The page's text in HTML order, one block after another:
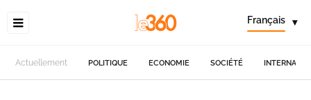
Français ▾
Actuellement POLITIQUE ECONOMIE SOCIÉTÉ